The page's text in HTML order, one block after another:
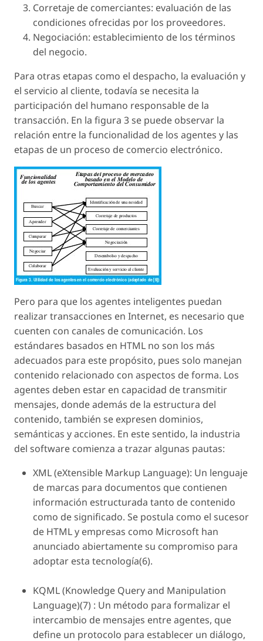
Corretaje de comerciantes: evaluación de las
condiciones ofrecidas por los proveedores.
Negociación: establecimiento de los términos
del negocio.
Para otras etapas como el despacho, la evaluación y
el servicio al cliente, todavía se necesita la
participación del humano responsable de la
transacción. En la figura 3 se puede observar la
relación entre la funcionalidad de los agentes y las
etapas de un proceso de comercio electrónico.
Pero para que los agentes inteligentes puedan
realizar transacciones en Internet, es necesario que
cuenten con canales de comunicación. Los
estándares basados en HTML no son los más
adecuados para este propósito, pues solo manejan
contenido relacionado con aspectos de forma. Los
agentes deben estar en capacidad de transmitir
mensajes, donde además de la estructura del
contenido, también se expresen dominios,
semánticas y acciones. En este sentido, la industria
del software comienza a trazar algunas pautas:
XML (eXtensible Markup Language): Un lenguaje
de marcas para documentos que contienen
información estructurada tanto de contenido
como de significado. Se postula como el sucesor
de HTML y empresas como Microsoft han
anunciado abiertamente su compromiso para
adoptar esta tecnología(6).
KQML (Knowledge Query and Manipulation
Language)(7) : Un método para formalizar el
intercambio de mensajes entre agentes, que
define un protocolo para establecer un diálogo,